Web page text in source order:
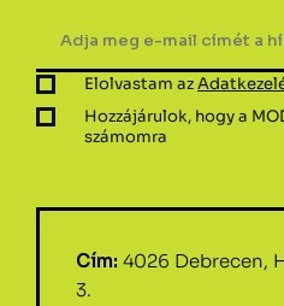
Elolvastam az
Hozzájárulok, hogy a
számomra
Cím: 4026 Debrecen,
3.